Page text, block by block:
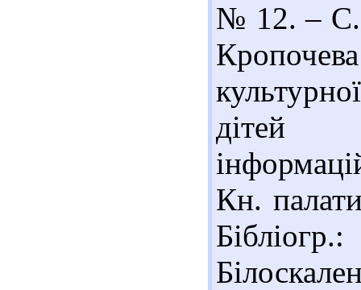
№ 12. – С.
дітей
Кн.